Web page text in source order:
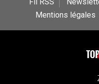
Mentions légales